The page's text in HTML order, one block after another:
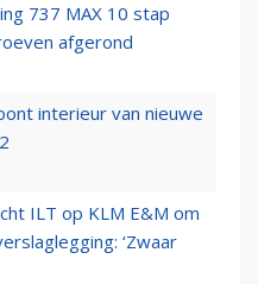
737 MAX 10 stap
afgerond
interieur van nieuwe
ILT op KLM E&M om
‘Zwaar